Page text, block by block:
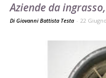
Aziende da
Di Giovanni Battista Testa - 22